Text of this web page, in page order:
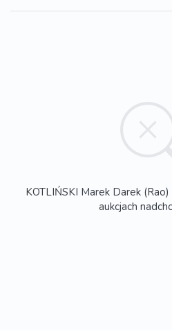
KOTLIŃSKI Marek Darek
aukcjach